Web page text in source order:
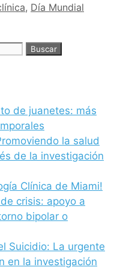
, Día Mundial
de juanetes: más
la salud
de la investigación
Clínica de Miami!
crisis: apoyo a
bipolar o
Suicidio: La urgente
en la investigación